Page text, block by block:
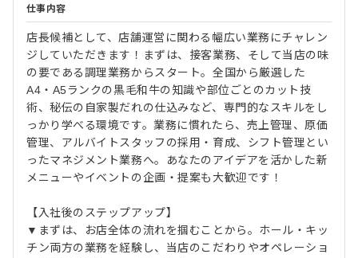
仕事内容
店長候補として、店舗運営に関わる幅広い業務にチャレン
ジしていただきます！まずは、接客業務、そして当店の味
の要である調理業務からスタート。全国から厳選した
A4・A5ランクの黒毛和牛の知識や部位ごとのカット技
術、秘伝の自家製だれの仕込みなど、専門的なスキルをし
っかり学べる環境です。業務に慣れたら、売上管理、原価
管理、アルバイトスタッフの採用・育成、シフト管理とい
ったマネジメント業務へ。あなたのアイデアを活かした新
メニューやイベントの企画・提案も大歓迎です！
【入社後のステップアップ】
▼まずは、お店全体の流れを掴むことから。ホール・キッ
チン両方の業務を経験し、当店のこだわりやオペレーショ